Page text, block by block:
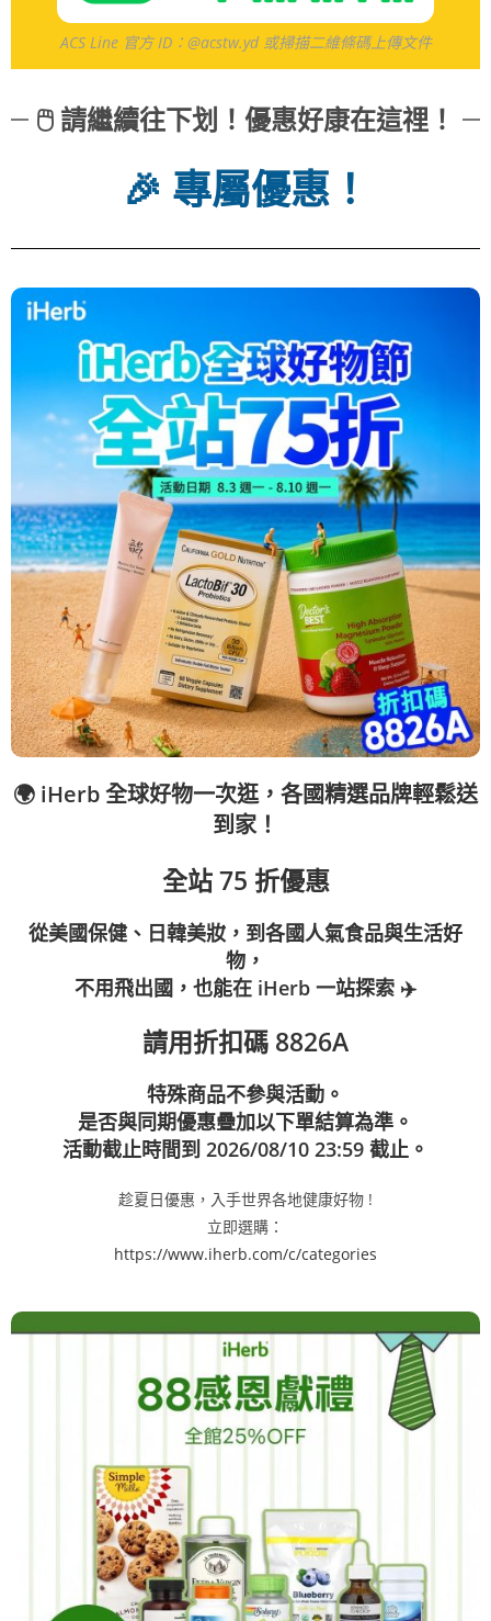
ACS Line 官方 ID：@acstw.yd 或掃描二維條碼上傳文件
🖱 請繼續往下划！優惠好康在這𥚃！
🎉 專屬優惠！
🌍 iHerb 全球好物一次逛，各國精選品牌輕鬆送
到家！
全站 75 折優惠
從美國保健、日韓美妝，到各國人氣食品與生活好
物，
不用飛出國，也能在 iHerb 一站探索 ✈️
請用折扣碼 8826A
特殊商品不參與活動。
是否與同期優惠疊加以下單結算為準。
活動截止時間到 2026/08/10 23:59 截止。
趁夏日優惠，入手世界各地健康好物 !
立即選購：
https://www.iherb.com/c/categories